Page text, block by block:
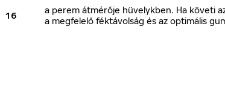
16
a perem átmérője hüvelykben. Ha követi
a megfelelő féktávolság és az optimális